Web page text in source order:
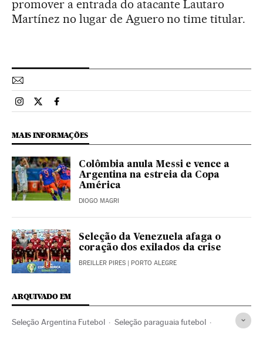
promover a entrada do atacante Lautaro
Martínez no lugar de Aguero no time titular.
Esportes El País Brasil en Instagram
Esportes El País Brasil en Twitter
Esportes El País Brasil en Facebook
MAIS INFORMAÇÕES
Colômbia anula Messi e vence a
Argentina na estreia da Copa
América
DIOGO MAGRI
Seleção da Venezuela afaga o
coração dos exilados da crise
BREILLER PIRES | PORTO ALEGRE
ARQUIVADO EM
Seleção Argentina Futebol Seleção paraguaia futebol